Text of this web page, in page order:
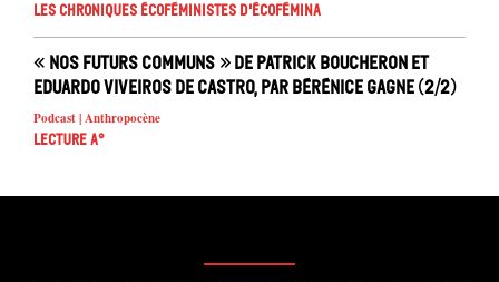
Les chroniques écoféministes d'ÉcoFémina
« Nos futurs communs » de Patrick Boucheron et
Eduardo Viveiros de Castro, par Bérénice Gagne (2/2)
Podcast | Anthropocène
Lecture A°